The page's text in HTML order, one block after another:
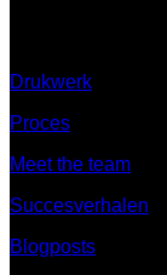
Drukwerk
Proces
Meet the team
Succesverhalen
Blogposts